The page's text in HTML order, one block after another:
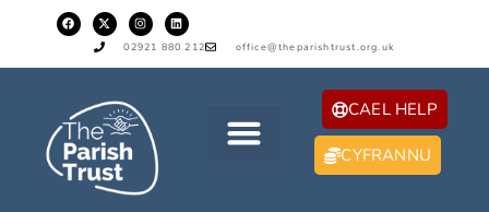
02921 880 212 office@theparishtrust.org.uk
CAEL HELP
CYFRANNU